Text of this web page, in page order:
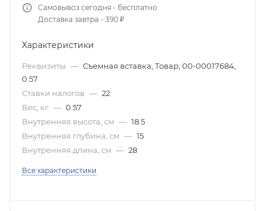
Самовывоз сегодня - бесплатно
Доставка завтра - 390 ₽
Характеристики
Реквизиты — Съемная вставка, Товар, 00-00017684,
0.57
Ставки налогов — 22
Вес, кг — 0.57
Внутренняя высота, см — 18.5
Внутренняя глубина, см — 15
Внутренняя длина, см — 28
Все характеристики